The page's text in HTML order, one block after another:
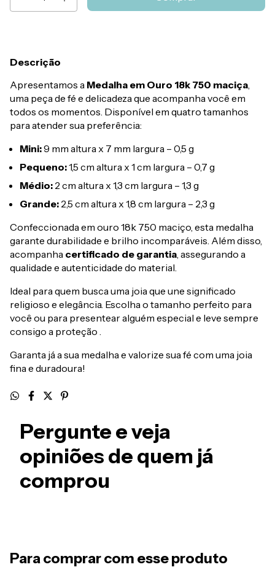
Descrição
Apresentamos a Medalha em Ouro 18k 750 maciça,
uma peça de fé e delicadeza que acompanha você em
todos os momentos. Disponível em quatro tamanhos
para atender sua preferência:
Mini:9 mm altura x 7 mm largura – 0,5 g
Pequeno:1,5 cm altura x 1 cm largura – 0,7 g
Médio: 2 cm altura x 1,3 cm largura – 1,3 g
Grande: 2,5 cm altura x 1,8 cm largura – 2,3 g
Confeccionada em ouro 18k 750 maciço, esta medalha
garante durabilidade e brilho incomparáveis. Além disso,
acompanha certificado de garantia, assegurando a
qualidade e autenticidade do material.
Ideal para quem busca uma joia que une significado
religioso e elegância. Escolha o tamanho perfeito para
você ou para presentear alguém especial e leve sempre
consigo a proteção .
Garanta já a sua medalha e valorize sua fé com uma joia
fina e duradoura!
Pergunte e veja
opiniões de quem já
comprou
Para comprar com esse produto